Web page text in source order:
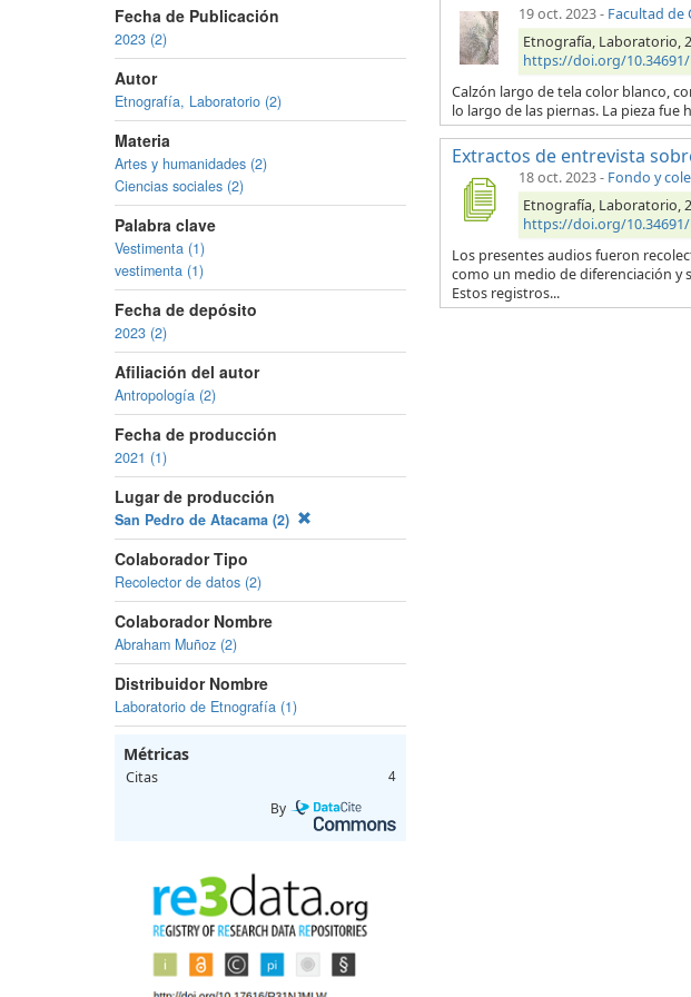
Fecha de Publicación
2023 (2)
Autor
Etnografía, Laboratorio (2)
Materia
Artes y humanidades (2)
Ciencias sociales (2)
Palabra clave
Vestimenta (1)
vestimenta (1)
Fecha de depósito
2023 (2)
Afiliación del autor
Antropología (2)
Fecha de producción
2021 (1)
Lugar de producción
San Pedro de Atacama (2)
Colaborador Tipo
Recolector de datos (2)
Colaborador Nombre
Abraham Muñoz (2)
Distribuidor Nombre
Laboratorio de Etnografía (1)
Métricas
Citas 4
By
19 oct. 2023- Facultad de
Etnografía, Laboratorio,
https://doi.org/10.34691/
Calzón largo de tela color blanco,
lo largo de las piernas. La pieza
Extractos de entrevista
18 oct. 2023- Fondo y
Etnografía, Laboratorio,
https://doi.org/10.34691/
Los presentes audios fueron
como un medio de diferenciación y
Estos registros...